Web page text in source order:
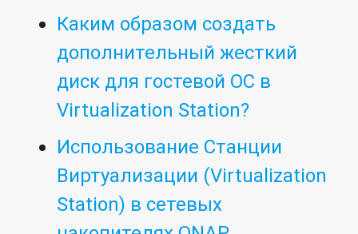
Каким образом создать
дополнительный жесткий
диск для гостевой ОС в
Virtualization Station?
Использование Станции
Виртуализации (Virtualization
Station) в сетевых